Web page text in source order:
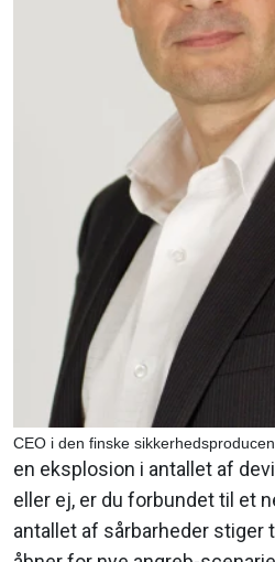
CEO i den finske
en eksplosion i antallet af
eller ej, er du forbundet til et
antallet af sårbarheder stiger